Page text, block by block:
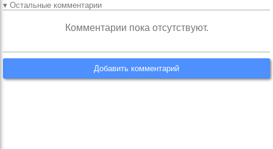
▾ Остальные комментарии
Комментарии пока отсутствуют.
Добавить комментарий